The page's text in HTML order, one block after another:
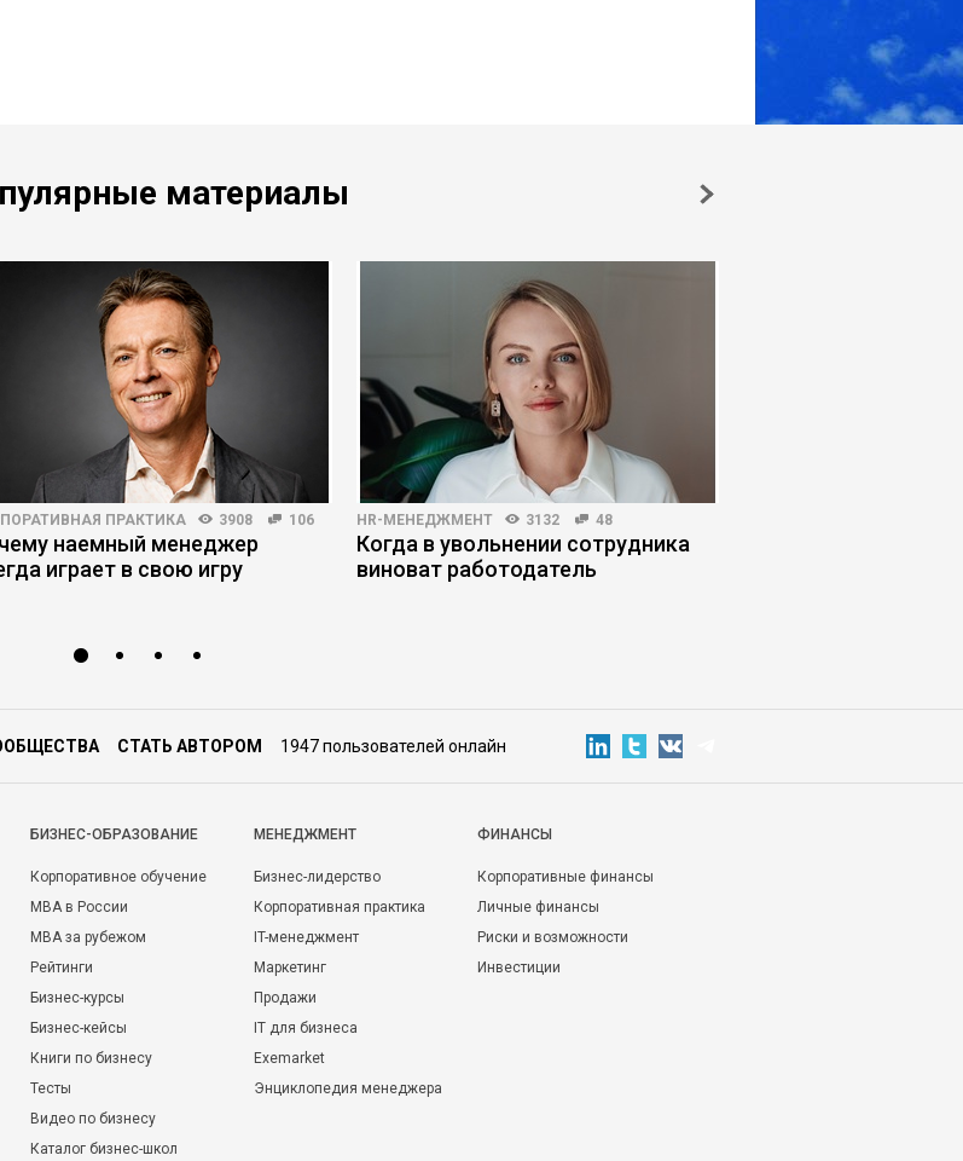
материалы
ПРАКТИКА 3908 106
наемный менеджер
играет в свою игру
HR-МЕНЕДЖМЕНТ 3132 48
Когда в увольнении сотрудника
виноват работодатель
СТАТЬ АВТОРОМ 1947 пользователей онлайн
БИЗНЕС-ОБРАЗОВАНИЕ
Корпоративное обучение
MBA в России
MBA за рубежом
Рейтинги
Бизнес-курсы
Бизнес-кейсы
Книги по бизнесу
Тесты
Видео по бизнесу
Каталог бизнес-школ
МЕНЕДЖМЕНТ
Бизнес-лидерство
Корпоративная практика
IT-менеджмент
Маркетинг
Продажи
IT для бизнеса
Exemarket
Энциклопедия менеджера
ФИНАНСЫ
Корпоративные финансы
Личные финансы
Риски и возможности
Инвестиции